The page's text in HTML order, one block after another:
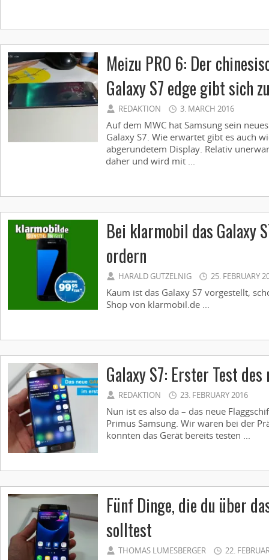
Meizu PRO 6: Der
Galaxy S7 edge gibt sich
REDAKTION 3. MARCH 2016
Auf dem MWC hat Samsung sein
Galaxy S7. Wie erwartet gibt es auch
abgerundetem Display. Relativ
daher und wird mit ...
Bei klarmobil das Galaxy
ordern
HARALD GUTZELNIG 25. FEBRUARY
Kaum ist das Galaxy S7 vorgestellt,
Shop von klarmobil.de ...
Galaxy S7: Erster Test
REDAKTION 23. FEBRUARY 2016
Nun ist es also da – das neue
Primus Samsung. Wir waren bei der
konnten das Gerät bereits testen ...
Fünf Dinge, die du über
solltest
THOMAS LUMESBERGER 22.